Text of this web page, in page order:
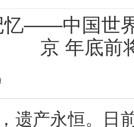
忆——中国世
京 年底前
遗产永恒。日